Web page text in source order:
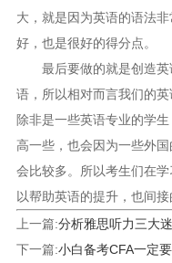
大，就是因为英语的语法
好，也是很好的得分点。
最后要做的就是创造英
语，所以相对而言我们的
除非是一些英语专业的学
高一些，也会因为一些外
会比较多。所以考生们在
以帮助英语的提升，也间接
上一篇:分析雅思听力三大
下一篇:小白备考CFA一定